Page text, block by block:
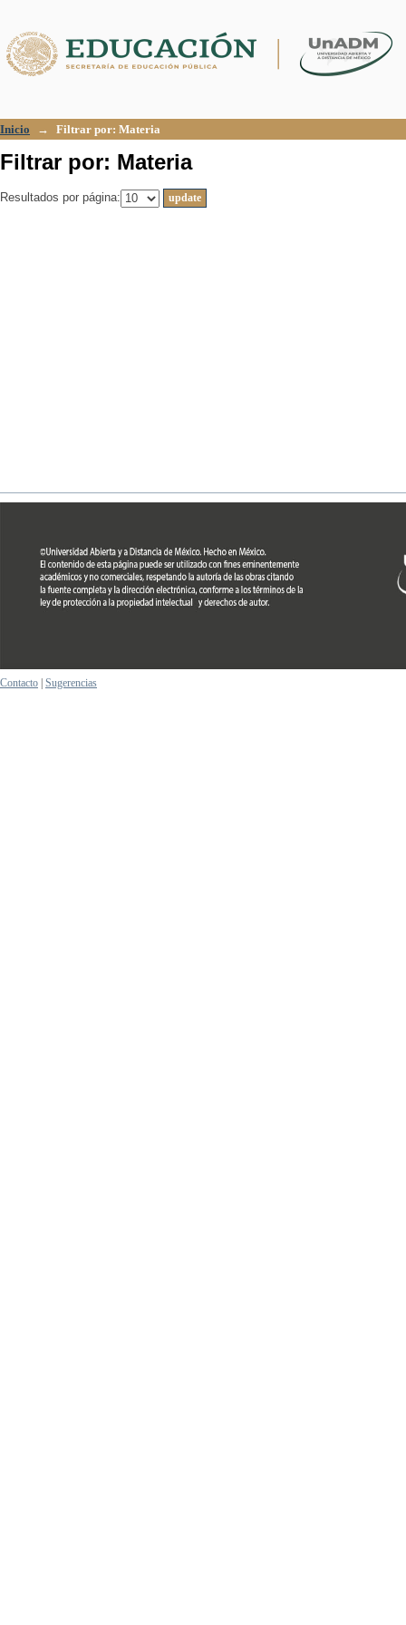
Inicio → Filtrar por: Materia
Filtrar por: Materia
Resultados por página:
Contacto Sugerencias